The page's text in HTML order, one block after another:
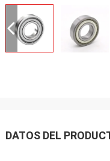
DATOS DEL